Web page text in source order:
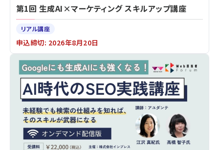
第1回 生成AI×マーケティング スキルアップ講座
リアル講座
申込締切: 2026年8月20日